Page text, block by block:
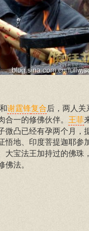
和谢霆锋复合后，两人关
一的修佛伙伴。 王菲
微凸已经有孕两个月，
悟地、印度菩提迦耶参
大宝法王加持过的佛珠
佛法。